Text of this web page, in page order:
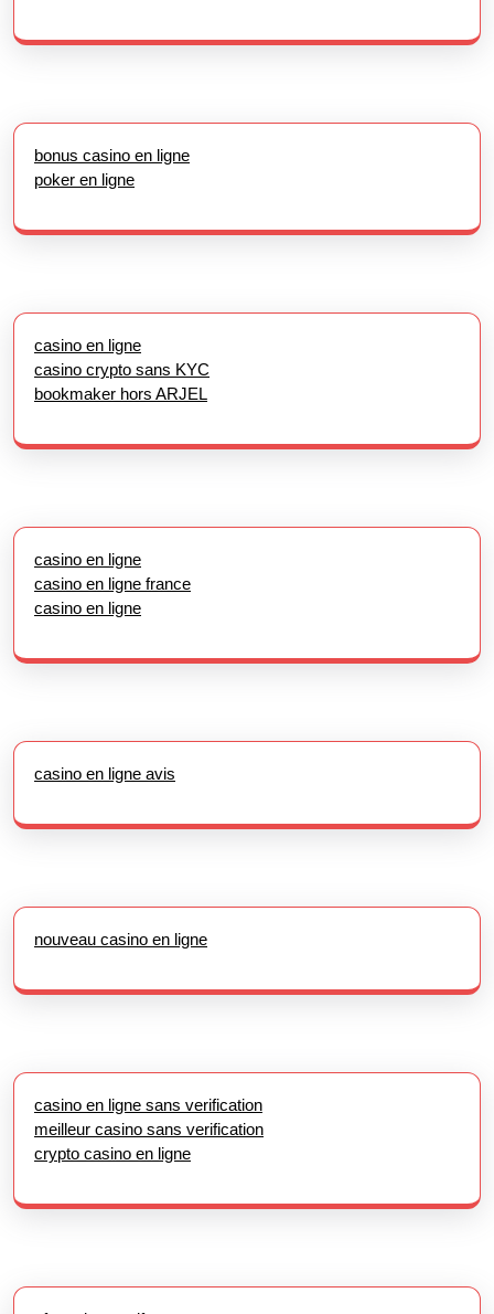
bonus casino en ligne
poker en ligne
casino en ligne
casino crypto sans KYC
bookmaker hors ARJEL
casino en ligne
casino en ligne france
casino en ligne
casino en ligne avis
nouveau casino en ligne
casino en ligne sans verification
meilleur casino sans verification
crypto casino en ligne